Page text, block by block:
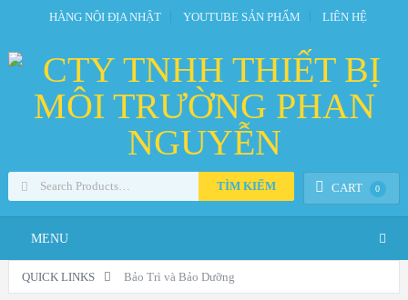
HÀNG NỘI ĐỊA NHẬT
YOUTUBE SẢN PHẨM LIÊN HỆ
CART 0
TÌM KIẾM
MENU
QUICK LINKS Bảo Trì và Bảo Dưỡng